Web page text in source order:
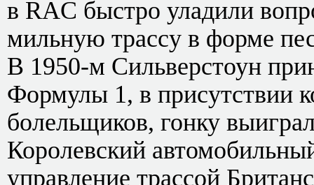
в RAC быстро уладили
мильную трассу в форме
В 1950-м Сильверстоун
Формулы 1, в присутствии
болельщиков, гонку
Королевский
управление трассой